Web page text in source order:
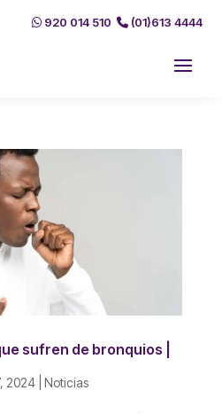
920 014 510 (01)613 4444
sufren de bronquios |
2024| Noticias